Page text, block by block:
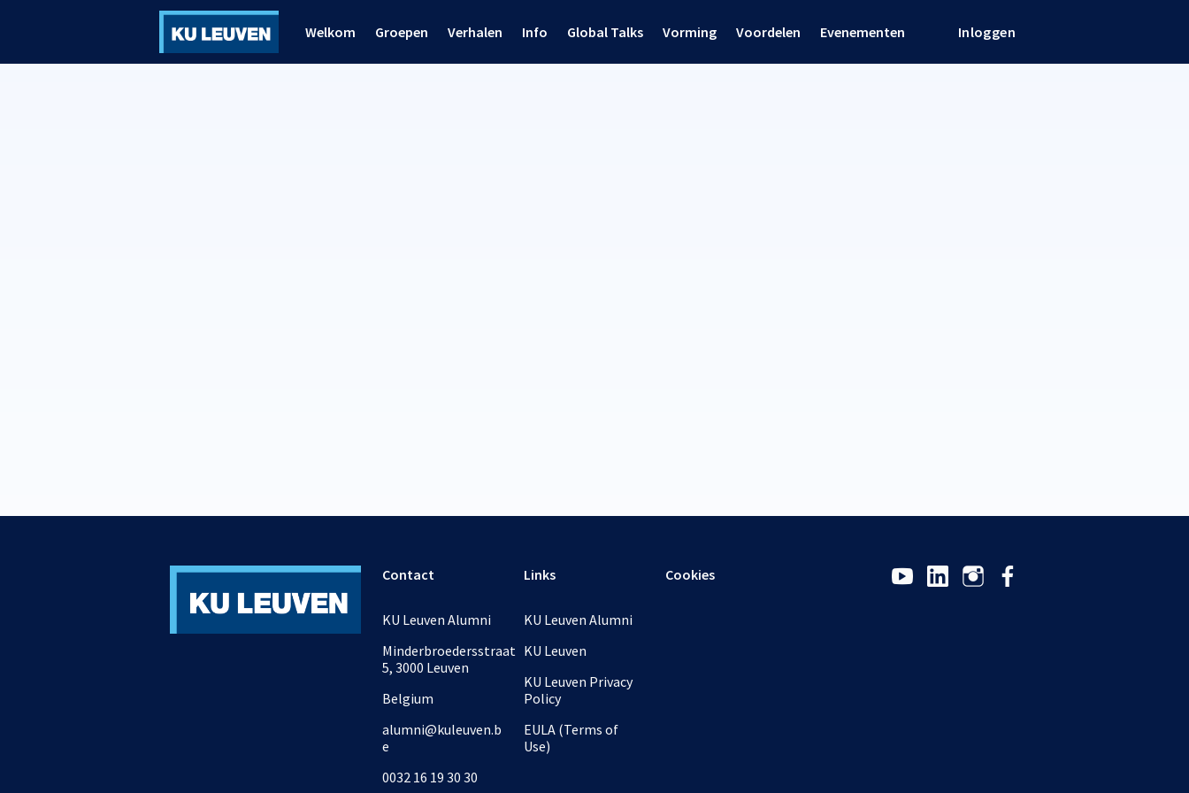
Welkom Groepen Verhalen Info Global Talks Vorming Voordelen Evenementen Inloggen
Contact
KU Leuven Alumni
Minderbroedersstraat
5, 3000 Leuven
Belgium
alumni@kuleuven.b
e
0032 16 19 30 30
Links
KU Leuven Alumni
KU Leuven
KU Leuven Privacy
Policy
EULA (Terms of
Use)
Cookies